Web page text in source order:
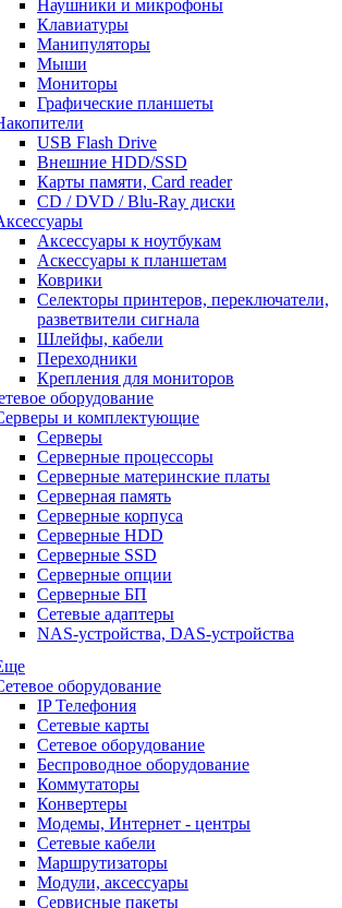
Наушники и микрофоны
Клавиатуры
Манипуляторы
Мыши
Мониторы
Графические планшеты
USB Flash Drive
Внешние HDD/SSD
Карты памяти, Card reader
CD / DVD / Blu-Ray диски
Аксессуары к ноутбукам
Аскессуары к планшетам
Коврики
Селекторы принтеров, переключатели,
разветвители сигнала
Шлейфы, кабели
Переходники
Крепления для мониторов
оборудование
и комплектующие
Серверы
Серверные процессоры
Серверные материнские платы
Серверная память
Серверные корпуса
Серверные HDD
Серверные SSD
Серверные опции
Серверные БП
Сетевые адаптеры
NAS-устройства, DAS-устройства
оборудование
IP Телефония
Сетевые карты
Сетевое оборудование
Беспроводное оборудование
Коммутаторы
Конвертеры
Модемы, Интернет - центры
Сетевые кабели
Маршрутизаторы
Модули, аксессуары
Сервисные пакеты